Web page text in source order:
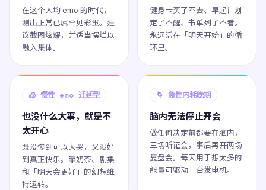
在这个人均 emo 的时代，
测出正常已属罕见彩蛋。建
议截图炫耀，并适当摆烂以
融入集体。
健身卡买了不去、早起计划
定了不醒、书单列了不看。
永远活在「明天开始」的循
环里。
🧊 慢性 emo 迁延型
也没什么大事，就是不
太开心
既没惨到可以大哭，又没好
到真正快乐。靠奶茶、剧集
和「明天会更好」的幻想维
持运转。
🌀 急性内耗晚期
脑内无法停止开会
做任何决定前都要在脑内开
三场听证会，事后再开两场
复盘会。每天用于想太多的
能量可驱动一台发电机。